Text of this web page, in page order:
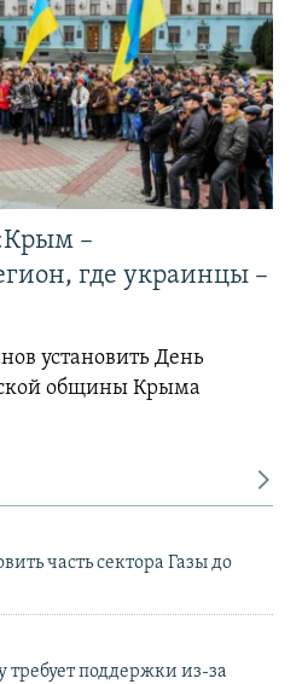
–
где украинцы –
установить День
общины Крыма
часть сектора Газы до
поддержки из-за